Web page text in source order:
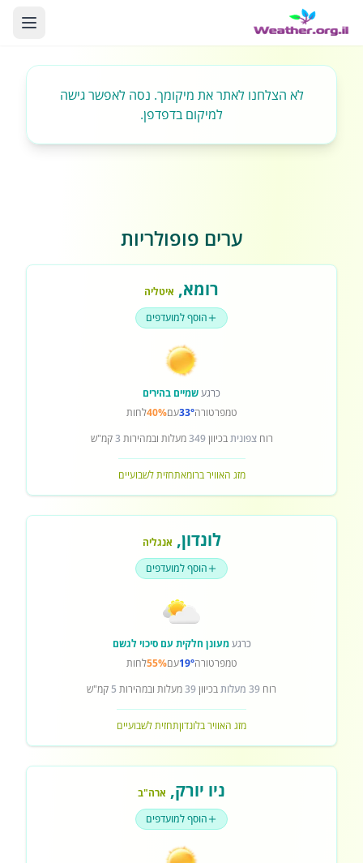
לא הצלחנו לאתר את מיקומך. נסה לאפשר גישה
למיקום בדפדפן.
ערים פופולריות
רומא, איטליה
הוסף למועדפים
כרגעשמיים בהירים
טמפרטורה33°עם40%לחות
רוחצפוניתבכיוון349מעלות ובמהירות 3קמ"ש
מזג האוויר ברומאתחזית לשבועיים
לונדון, אנגליה
הוסף למועדפים
כרגעמעונן חלקית עם סיכוי לגשם
טמפרטורה19°עם55%לחות
רוח 39 מעלות בכיוון39מעלות ובמהירות 5 קמ"ש
מזג האוויר בלונדוןתחזית לשבועיים
ניו יורק, ארה"ב
הוסף למועדפים